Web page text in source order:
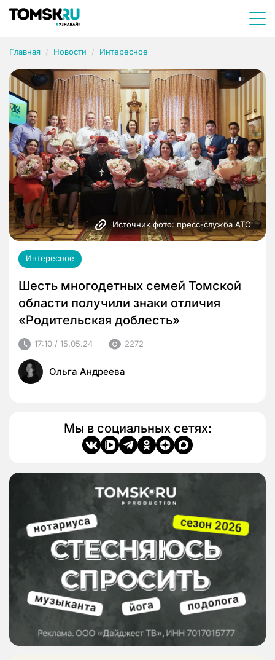
Главная Новости Интересное
Источник фото: пресс-служба АТО
Интересное
Шесть многодетных семей Томской
области получили знаки отличия
«Родительская доблесть»
17:10 / 15.05.24 2272
Ольга Андреева
Мы в социальных сетях: